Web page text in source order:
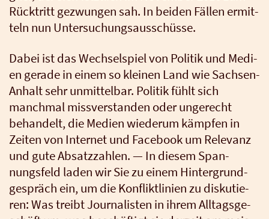
Rück­tritt gezwun­gen sah. In bei­den Fäl­len ermit­
teln nun Unter­su­chungs­aus­schüs­se.
Dabei ist das Wech­sel­spiel von Poli­tik und Medi­
en gera­de in einem so klei­nen Land wie Sach­sen-
Anhalt sehr unmit­tel­bar. Poli­tik fühlt sich
manch­mal miss­ver­stan­den oder unge­recht
behan­delt, die Medi­en wie­der­um kämp­fen in
Zei­ten von Inter­net und Face­book um Rele­vanz
und gute Absatz­zah­len. — In die­sem Span­
nungs­feld laden wir Sie zu einem Hin­ter­grund­
ge­spräch ein, um die Kon­flikt­li­ni­en zu dis­ku­tie­
ren: Was treibt Jour­na­lis­ten in ihrem All­tags­ge­